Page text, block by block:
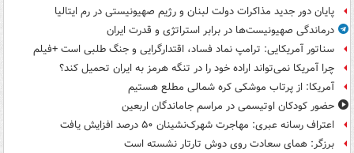
پایان دور جدید مذاکرات دولت لبنان و رژیم صهیونیستی در رم ایتالیا
درماندگی صهیونیست‌ها در برابر استراتژی و قدرت ایران
سناتور آمریکایی: ترامپ نماد فساد، اقتدارگرایی و جنگ طلبی است +فیلم
چرا آمریکا نمی‌تواند اراده خود را در تنگه هرمز به ایران تحمیل کند؟
آمریکا: از پرتاب موشکی کره شمالی مطلع هستیم
حضور کودکان اوتیسمی در مراسم جاماندگان اربعین
اعتراف رسانه عبری: مهاجرت شهرک‌نشینان ۵۰ درصد افزایش یافت
برزگر: همای سعادت روی دوش تارتار نشسته است